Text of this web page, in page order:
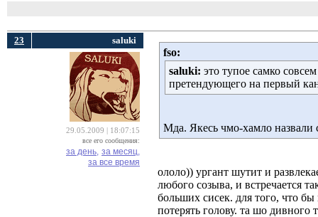
23 saluki
29.05.2009 | 18:07:15
все его сообщения:
за день, за месяц,
за все время
fso:
saluki: это тупое самко
претендующего на первый
Мда. Якесь чмо-хамло назвали
ололо)) ургант шутит и
любого созыва, и встречается
больших сисек. для того, что
потерять голову. та шо дивного